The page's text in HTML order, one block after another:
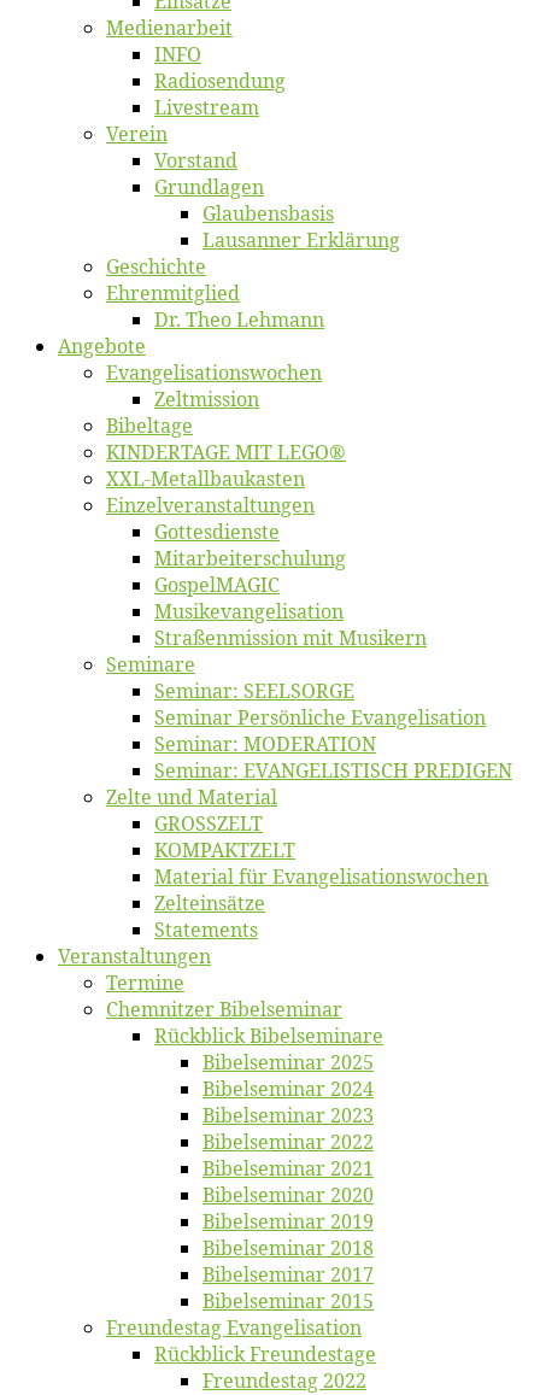
Me­di­en­ar­beit
INFO
Ra­dio­sen­dung
Live­stream
Ver­ein
Vor­stand
Grund­la­gen
Glaubens­ba­sis
Lausan­ner Erklärung
Ge­schich­te
Eh­ren­mit­glied
Dr. Theo Lehmann
An­ge­bo­te
Evangelisa­tions­wo­chen
Zelt­mis­si­on
Bi­bel­ta­ge
KINDERTAGE MIT LEGO®
XXL-Me­­tal­l­­bau­­kas­­ten
Einzelver­an­stal­tungen
Got­tes­diens­te
Mitarbeiter­schulung
Gos­pel­MA­GIC
Musikevan­ge­li­sa­tion
Straßenmis­sion mit Musikern
Se­mi­na­re
Se­mi­nar: SEELSORGE
Se­mi­nar Per­sön­li­che Evangelisation
Se­mi­nar: MODERATION
Se­mi­nar: EVANGELISTISCH PREDIGEN
Zel­te und Material
GROSSZELT
KOMPAKTZELT
Ma­te­ri­al für Evangelisationswochen
Zelt­ein­sät­ze
State­ments
Ver­an­stal­tun­gen
Ter­mi­ne
Chemnit­zer Bibelseminar
Rück­blick Bibelseminare
Bi­bel­se­mi­nar 2025
Bi­bel­se­mi­nar 2024
Bi­bel­se­mi­nar 2023
Bi­bel­se­mi­nar 2022
Bi­bel­se­mi­nar 2021
Bi­bel­se­mi­nar 2020
Bi­bel­se­mi­nar 2019
Bi­bel­se­mi­nar 2018
Bibelsemi­nar 2017
Bibelsemi­nar 2015
Freun­des­tag Evangelisation
Rück­blick Freundestage
Freun­des­tag 2022